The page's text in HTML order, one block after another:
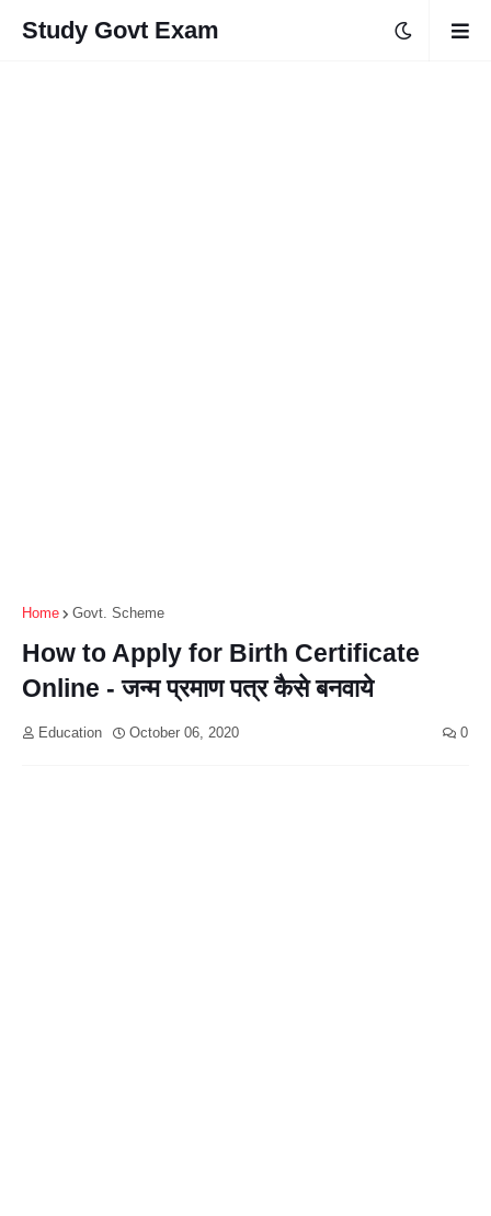
Study Govt Exam
Home Govt. Scheme
How to Apply for Birth Certificate
Online - जन्म प्रमाण पत्र कैसे बनवाये
Education October 06, 2020 0